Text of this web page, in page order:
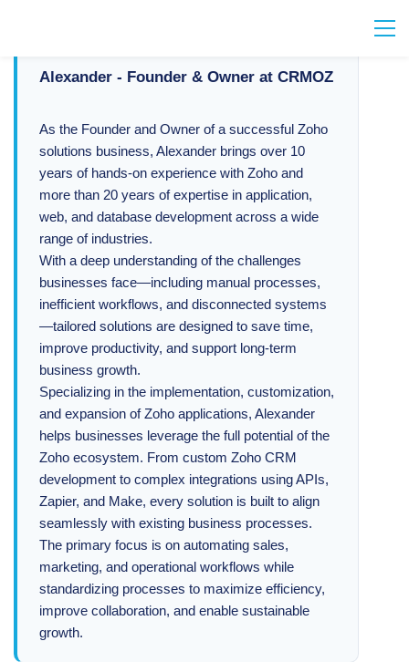
Alexander - Founder & Owner at CRMOZ
As the Founder and Owner of a successful Zoho
solutions business, Alexander brings over 10
years of hands-on experience with Zoho and
more than 20 years of expertise in application,
web, and database development across a wide
range of industries.
With a deep understanding of the challenges
businesses face—including manual processes,
inefficient workflows, and disconnected systems
—tailored solutions are designed to save time,
improve productivity, and support long-term
business growth.
Specializing in the implementation, customization,
and expansion of Zoho applications, Alexander
helps businesses leverage the full potential of the
Zoho ecosystem. From custom Zoho CRM
development to complex integrations using APIs,
Zapier, and Make, every solution is built to align
seamlessly with existing business processes.
The primary focus is on automating sales,
marketing, and operational workflows while
standardizing processes to maximize efficiency,
improve collaboration, and enable sustainable
growth.